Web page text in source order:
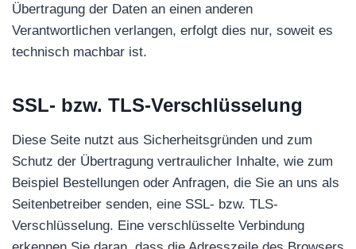
Übertragung der Daten an einen anderen
Verantwortlichen verlangen, erfolgt dies nur, soweit es
technisch machbar ist.
SSL- bzw. TLS-Verschlüsselung
Diese Seite nutzt aus Sicherheitsgründen und zum
Schutz der Übertragung vertraulicher Inhalte, wie zum
Beispiel Bestellungen oder Anfragen, die Sie an uns als
Seitenbetreiber senden, eine SSL- bzw. TLS-
Verschlüsselung. Eine verschlüsselte Verbindung